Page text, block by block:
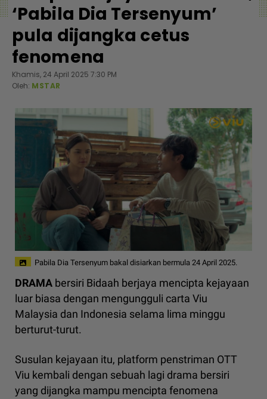
‘Pabila Dia Tersenyum’
pula dijangka cetus
fenomena
Khamis, 24 April 2025 7:30 PM
Oleh: MSTAR
Pabila Dia Tersenyum bakal disiarkan bermula 24 April 2025.
DRAMA bersiri Bidaah berjaya mencipta kejayaan
luar biasa dengan mengungguli carta Viu
Malaysia dan Indonesia selama lima minggu
berturut-turut.
Susulan kejayaan itu, platform penstriman OTT
Viu kembali dengan sebuah lagi drama bersiri
yang dijangka mampu mencipta fenomena